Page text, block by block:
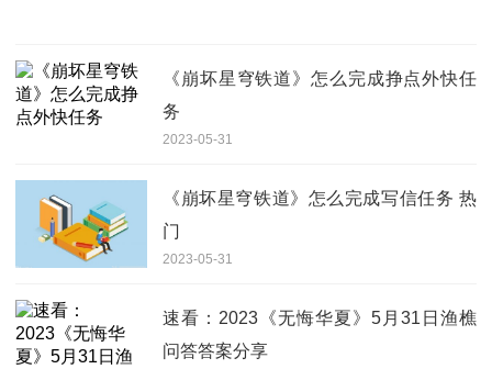
《崩坏星穹铁道》怎么完成挣点外快任
务
2023-05-31
《崩坏星穹铁道》怎么完成写信任务 热
门
2023-05-31
速看：2023《无悔华夏》5月31日渔樵
问答答案分享